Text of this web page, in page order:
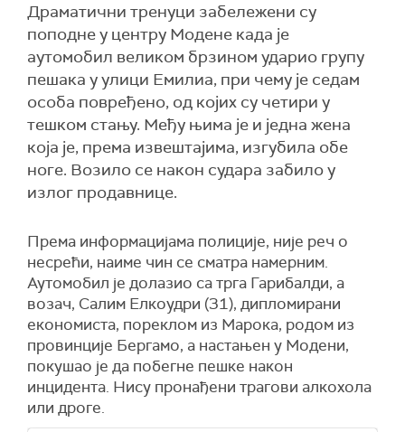
Драматични тренуци забележени су
поподне у центру Модене када је
аутомобил великом брзином ударио групу
пешака у улици Емилиа, при чему је седам
особа повређено, од којих су четири у
тешком стању. Међу њима је и једна жена
која је, према извештајима, изгубила обе
ноге. Возило се након судара забило у
излог продавнице.
Према информацијама полиције, није реч о
несрећи, наиме чин се сматра намерним.
Аутомобил је долазио са трга Гарибалди, а
возач, Салим Елкоудри (31), дипломирани
економиста, пореклом из Марока, родом из
провинције Бергамо, а настањен у Модени,
покушао је да побегне пешке након
инцидента. Нису пронађени трагови алкохола
или дроге.